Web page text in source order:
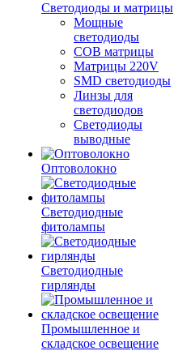
Светодиоды и матрицы
Мощные
светодиоды
COB матрицы
Матрицы 220V
SMD светодиоды
Линзы для
светодиодов
Светодиоды
выводные
Оптоволокно
Светодиодные
фитолампы
Светодиодные
гирлянды
Промышленное и
складское освещение